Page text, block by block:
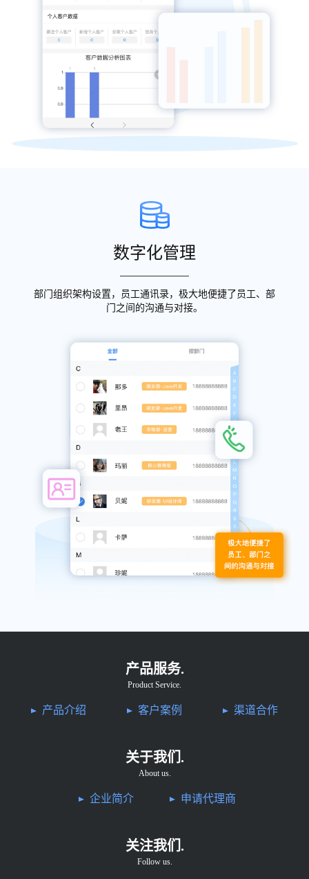
数字化管理
部门组织架构设置，员工通讯录，极大地便捷了员工、部
门之间的沟通与对接。
产品服务.
Product Service.
产品介绍 客户案例 渠道合作
关于我们.
About us.
企业简介 申请代理商
关注我们.
Follow us.